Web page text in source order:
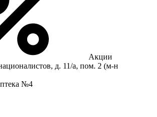
Акции
д. 11/а, пом. 2 (м-н
№4